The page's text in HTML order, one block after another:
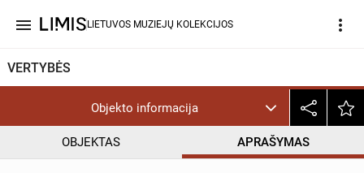
menu LIETUVOS MUZIEJŲ KOLEKCIJOS more_vert
VERTYBĖS
Objekto informacija
OBJEKTAS APRAŠYMAS